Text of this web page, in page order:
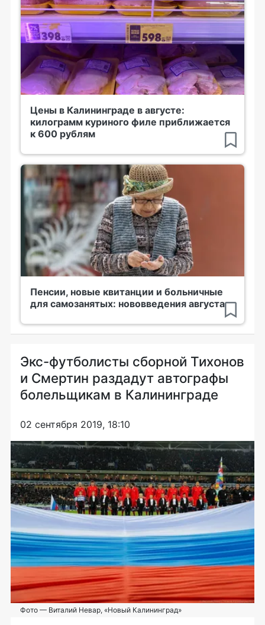
Цены в Калининграде в августе:
килограмм куриного филе приближается
к 600 рублям
Пенсии, новые квитанции и больничные
для самозанятых: нововведения августа
Экс-футболисты сборной Тихонов
и Смертин раздадут автографы
болельщикам в Калининграде
02 сентября 2019, 18:10
Фото — Виталий Невар, «Новый Калининград»